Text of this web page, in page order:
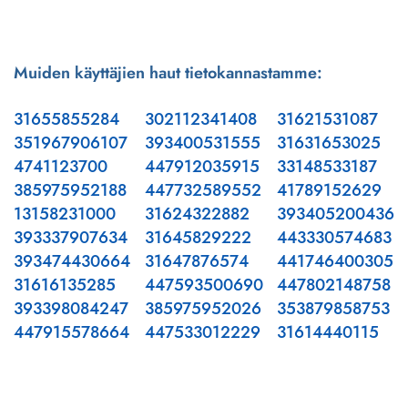
Muiden käyttäjien haut tietokannastamme:
31655855284
351967906107
4741123700
385975952188
13158231000
393337907634
393474430664
31616135285
393398084247
447915578664
302112341408
393400531555
447912035915
447732589552
31624322882
31645829222
31647876574
447593500690
385975952026
447533012229
31621531087
31631653025
33148533187
41789152629
393405200436
443330574683
441746400305
447802148758
353879858753
31614440115